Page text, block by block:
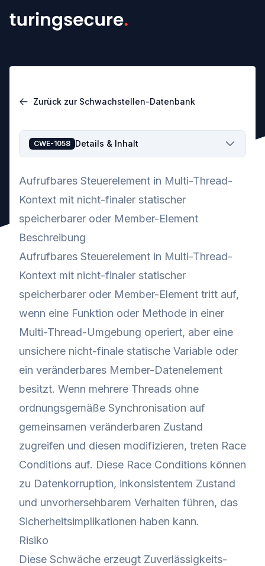
Zurück zur Schwachstellen-Datenbank
CWE-1058 Details & Inhalt
Aufrufbares Steuerelement in Multi-Thread-
Kontext mit nicht-finaler statischer
speicherbarer oder Member-Element
Beschreibung
Aufrufbares Steuerelement in Multi-Thread-
Kontext mit nicht-finaler statischer
speicherbarer oder Member-Element tritt auf,
wenn eine Funktion oder Methode in einer
Multi-Thread-Umgebung operiert, aber eine
unsichere nicht-finale statische Variable oder
ein veränderbares Member-Datenelement
besitzt. Wenn mehrere Threads ohne
ordnungsgemäße Synchronisation auf
gemeinsamen veränderbaren Zustand
zugreifen und diesen modifizieren, treten Race
Conditions auf. Diese Race Conditions können
zu Datenkorruption, inkonsistentem Zustand
und unvorhersehbarem Verhalten führen, das
Sicherheitsimplikationen haben kann.
Risiko
Diese Schwäche erzeugt Zuverlässigkeits-